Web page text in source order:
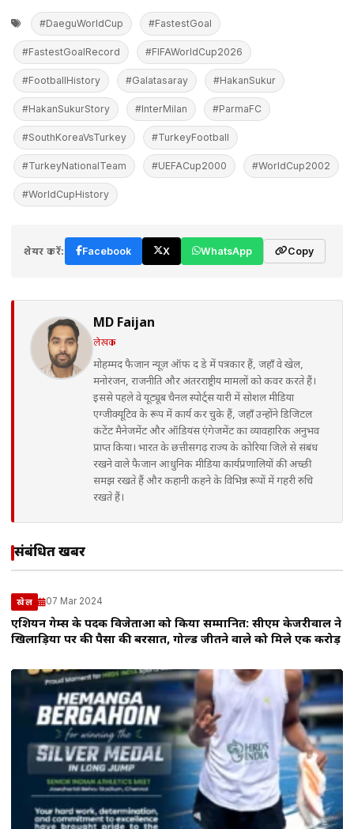
#DaeguWorldCup #FastestGoal
#FastestGoalRecord #FIFAWorldCup2026
#FootballHistory #Galatasaray #HakanSukur
#HakanSukurStory #InterMilan #ParmaFC
#SouthKoreaVsTurkey #TurkeyFootball
#TurkeyNationalTeam #UEFACup2000 #WorldCup2002
#WorldCupHistory
शेयर करें: Facebook X WhatsApp Copy
MD Faijan
लेखक
मोहम्मद फैजान न्यूज़ ऑफ द डे में पत्रकार हैं, जहाँ वे खेल,
मनोरंजन, राजनीति और अंतरराष्ट्रीय मामलों को कवर करते हैं।
इससे पहले वे यूट्यूब चैनल स्पोर्ट्स यारी में सोशल मीडिया
एग्जीक्यूटिव के रूप में कार्य कर चुके हैं, जहाँ उन्होंने डिजिटल
कंटेंट मैनेजमेंट और ऑडियंस एंगेजमेंट का व्यावहारिक अनुभव
प्राप्त किया। भारत के छत्तीसगढ़ राज्य के कोरिया जिले से संबंध
रखने वाले फैजान आधुनिक मीडिया कार्यप्रणालियों की अच्छी
समझ रखते हैं और कहानी कहने के विभिन्न रूपों में गहरी रुचि
रखते हैं।
संबंधित खबरें
खेल 07 Mar 2024
एशियन गेम्स के पदक विजेताओं को किया सम्मानित: सीएम केजरीवाल ने
खिलाड़ियों पर की पैसों की बरसात, गोल्ड जीतने वाले को मिले एक करोड़